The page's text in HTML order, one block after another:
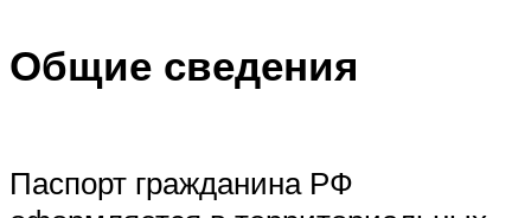
Общие сведения
Паспорт гражданина РФ